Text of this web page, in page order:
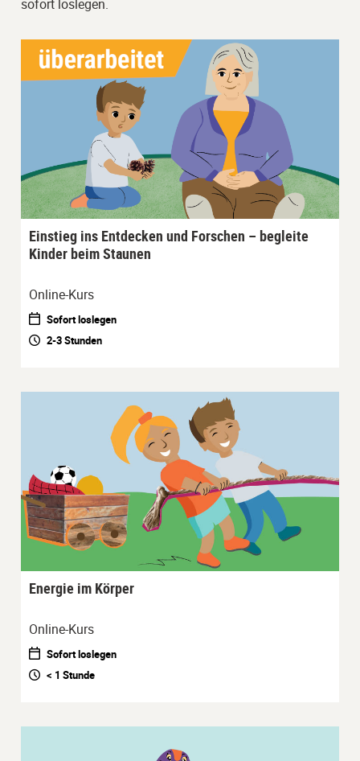
sofort loslegen.
Einstieg ins Entdecken und Forschen – begleite
Kinder beim Staunen
Online-Kurs
Sofort loslegen
2-3 Stunden
Energie im Körper
Online-Kurs
Sofort loslegen
< 1 Stunde